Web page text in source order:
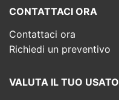
CONTATTACI ORA
Contattaci ora
Richiedi un preventivo
VALUTA IL TUO USATO